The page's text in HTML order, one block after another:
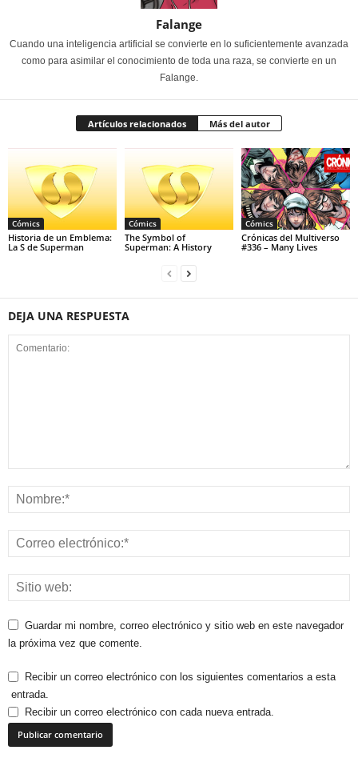
Falange
Cuando una inteligencia artificial se convierte en lo suficientemente avanzada
como para asimilar el conocimiento de toda una raza, se convierte en un
Falange.
Artículos relacionados Más del autor
Cómics
Historia de un Emblema:
La S de Superman
Cómics
The Symbol of
Superman: A History
Cómics
Crónicas del Multiverso
#336 – Many Lives
DEJA UNA RESPUESTA
Guardar mi nombre, correo electrónico y sitio web en este navegador
la próxima vez que comente.
Recibir un correo electrónico con los siguientes comentarios a esta
entrada.
Recibir un correo electrónico con cada nueva entrada.